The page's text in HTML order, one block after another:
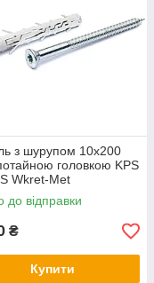
з шурупом 10х200
головкою KPS
Wkret-Met
до відправки
₴
Купити